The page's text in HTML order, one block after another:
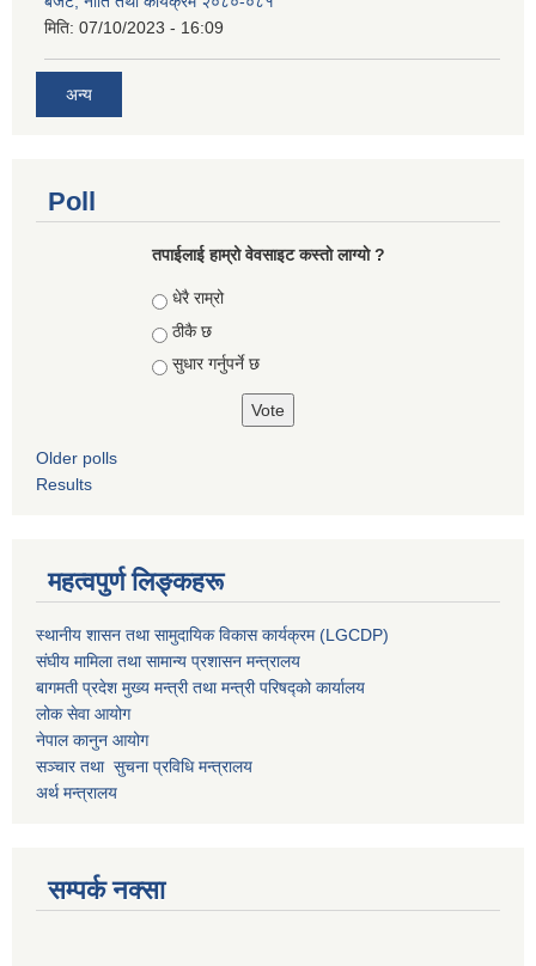
मिति: 07/10/2023 - 16:09
अन्य
Poll
तपाईलाई हाम्रो वेवसाइट कस्ताे लाग्याे ?
Choices
धेरै राम्रो
ठीकै छ
सुधार गर्नुपर्ने छ
Older polls
Results
महत्वपुर्ण लिङ्कहरू
स्थानीय शासन तथा सामुदायिक विकास कार्यक्रम (LGCDP)
संघीय मामिला तथा सामान्य प्रशासन मन्त्रालय
बागमती प्रदेश मुख्य मन्त्री तथा मन्त्री परिषद्को कार्यालय
लोक सेवा आयोग
नेपाल कानुन आयोग
सञ्चार तथा सुचना प्रविधि मन्त्रालय
अर्थ मन्त्रालय
सम्पर्क नक्सा